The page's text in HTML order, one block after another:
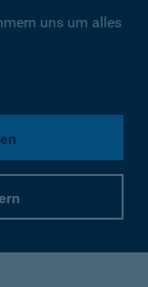
uns um alles